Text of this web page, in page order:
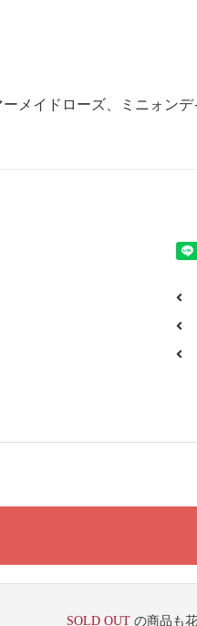
メイドローズ、ミニォン
SOLD OUT の商品も